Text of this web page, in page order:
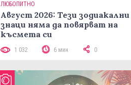
ЛЮБОПИТНО
Август 2026: Тези зодиакални
знаци няма да повярват на
късмета си
1 032 6 мин 0